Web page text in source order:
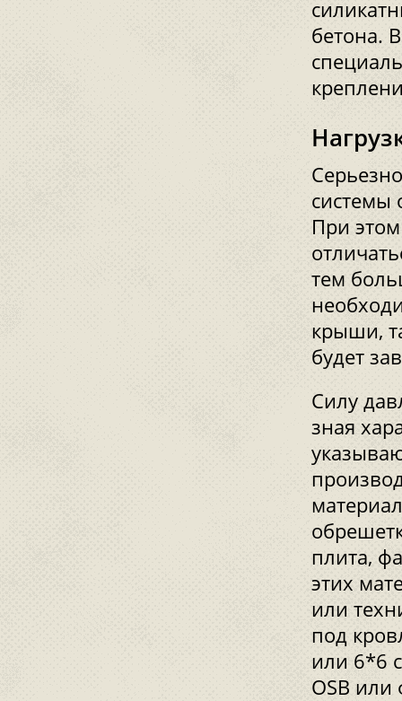
бетона.
системы
При
тем
крыши,
будет
Силу
зная
плита,
этих
или
под
или 6*6
OSB или